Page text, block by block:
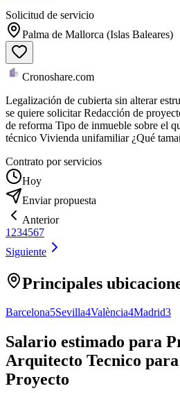
Solicitud de servicio
Palma de Mallorca (Islas Baleares)
Cronoshare.com
Legalización de cubierta sin alterar
se quiere solicitar Redacción de
de reforma Tipo de inmueble sobre el
técnico Vivienda unifamiliar ¿Qué
Contrato por servicios
Hoy
Enviar propuesta
Anterior
1 234567
Siguiente
Principales
Barcelona5Sevilla4València4Madrid3
Salario estimado para
Arquitecto Tecnico
Proyecto